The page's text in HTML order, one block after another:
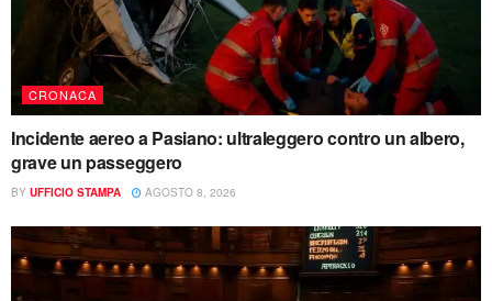
CRONACA
Incidente aereo a Pasiano: ultraleggero contro un albero,
grave un passeggero
BY UFFICIO STAMPA AGOSTO 8, 2026